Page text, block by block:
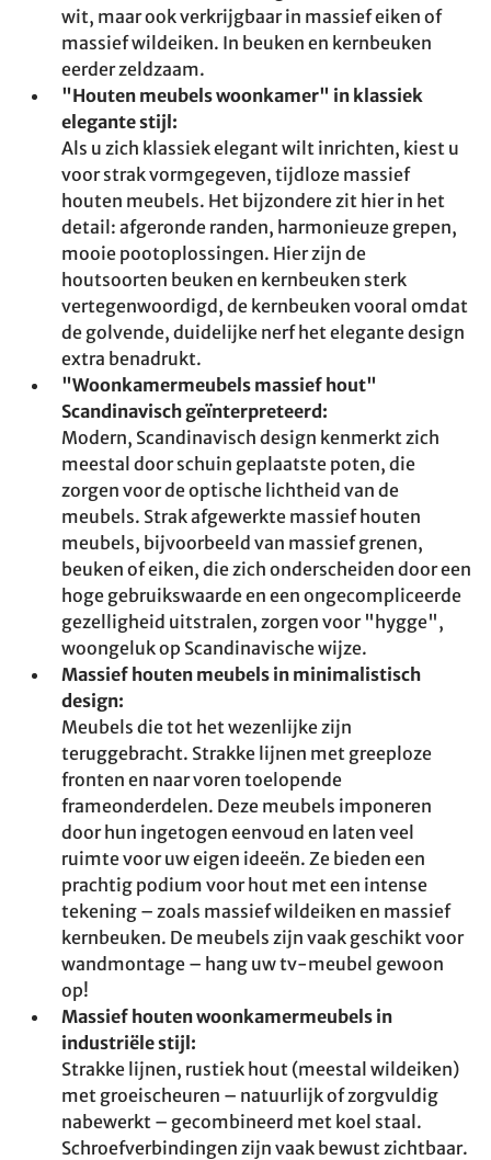
wit, maar ook verkrijgbaar in massief eiken of
massief wildeiken. In beuken en kernbeuken
eerder zeldzaam.
"Houten meubels woonkamer" in klassiek
elegante stijl:
Als u zich klassiek elegant wilt inrichten, kiest u
voor strak vormgegeven, tijdloze massief
houten meubels. Het bijzondere zit hier in het
detail: afgeronde randen, harmonieuze grepen,
mooie pootoplossingen. Hier zijn de
houtsoorten beuken en kernbeuken sterk
vertegenwoordigd, de kernbeuken vooral omdat
de golvende, duidelijke nerf het elegante design
extra benadrukt.
"Woonkamermeubels massief hout"
Scandinavisch geïnterpreteerd:
Modern, Scandinavisch design kenmerkt zich
meestal door schuin geplaatste poten, die
zorgen voor de optische lichtheid van de
meubels. Strak afgewerkte massief houten
meubels, bijvoorbeeld van massief grenen,
beuken of eiken, die zich onderscheiden door een
hoge gebruikswaarde en een ongecompliceerde
gezelligheid uitstralen, zorgen voor "hygge",
woongeluk op Scandinavische wijze.
Massief houten meubels in minimalistisch
design:
Meubels die tot het wezenlijke zijn
teruggebracht. Strakke lijnen met greeploze
fronten en naar voren toelopende
frameonderdelen. Deze meubels imponeren
door hun ingetogen eenvoud en laten veel
ruimte voor uw eigen ideeën. Ze bieden een
prachtig podium voor hout met een intense
tekening – zoals massief wildeiken en massief
kernbeuken. De meubels zijn vaak geschikt voor
wandmontage – hang uw tv-meubel gewoon
op!
Massief houten woonkamermeubels in
industriële stijl:
Strakke lijnen, rustiek hout (meestal wildeiken)
met groeischeuren – natuurlijk of zorgvuldig
nabewerkt – gecombineerd met koel staal.
Schroefverbindingen zijn vaak bewust zichtbaar.